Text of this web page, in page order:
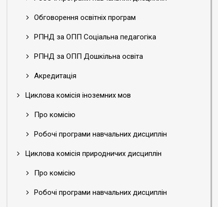
Обговорення освітніх програм
РПНД за ОПП Соціальна педагогіка
РПНД за ОПП Дошкільна освіта
Акредитація
Циклова комісія іноземних мов
Про комісію
Робочі програми навчальних дисциплін
Циклова комісія природничих дисциплін
Про комісію
Робочі програми навчальних дисциплін